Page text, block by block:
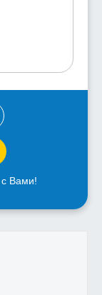
Вами!